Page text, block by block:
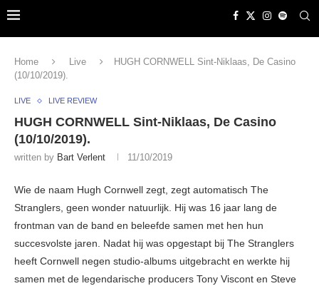
Home Live
HUGH CORNWELL Sint-Niklaas, De Casino
(10/10/2019).
LIVE LIVE REVIEW
HUGH CORNWELL Sint-Niklaas, De Casino
(10/10/2019).
written by Bart Verlent 11/10/2019
Wie de naam Hugh Cornwell zegt, zegt automatisch The
Stranglers, geen wonder natuurlijk. Hij was 16 jaar lang de
frontman van de band en beleefde samen met hen hun
succesvolste jaren. Nadat hij was opgestapt bij The Stranglers
heeft Cornwell negen studio-albums uitgebracht en werkte hij
samen met de legendarische producers Tony Viscont en Steve